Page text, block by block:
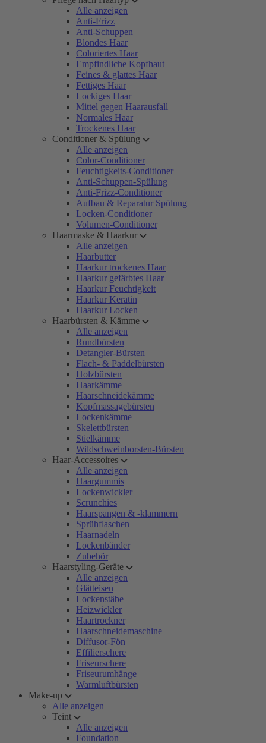
Alle anzeigen
Anti-Frizz
Anti-Schuppen
Blondes Haar
Coloriertes Haar
Empfindliche Kopfhaut
Feines & glattes Haar
Fettiges Haar
Lockiges Haar
Mittel gegen Haarausfall
Normales Haar
Trockenes Haar
Conditioner & Spülung
Alle anzeigen
Color-Conditioner
Feuchtigkeits-Conditioner
Anti-Schuppen-Spülung
Anti-Frizz-Conditioner
Aufbau & Reparatur Spülung
Locken-Conditioner
Volumen-Conditioner
Haarmaske & Haarkur
Alle anzeigen
Haarbutter
Haarkur trockenes Haar
Haarkur gefärbtes Haar
Haarkur Feuchtigkeit
Haarkur Keratin
Haarkur Locken
Haarbürsten & Kämme
Alle anzeigen
Rundbürsten
Detangler-Bürsten
Flach- & Paddelbürsten
Holzbürsten
Haarkämme
Haarschneidekämme
Kopfmassagebürsten
Lockenkämme
Skelettbürsten
Stielkämme
Wildschweinborsten-Bürsten
Haar-Accessoires
Alle anzeigen
Haargummis
Lockenwickler
Scrunchies
Haarspangen & -klammern
Sprühflaschen
Haarnadeln
Lockenbänder
Zubehör
Haarstyling-Geräte
Alle anzeigen
Glätteisen
Lockenstäbe
Heizwickler
Haartrockner
Haarschneidemaschine
Diffusor-Fön
Effilierschere
Friseurschere
Friseurumhänge
Warmluftbürsten
Make-up
Alle anzeigen
Teint
Alle anzeigen
Foundation